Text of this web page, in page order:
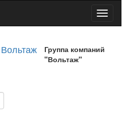
Toggle
Группа компаний
"Вольтаж"